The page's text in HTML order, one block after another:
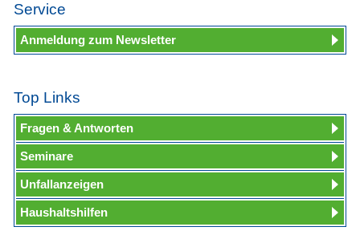
Service
Anmeldung zum Newsletter
Top Links
Fragen & Antworten
Seminare
Unfallanzeigen
Haushaltshilfen